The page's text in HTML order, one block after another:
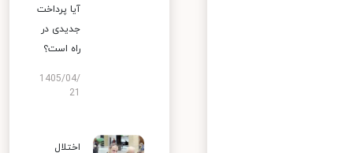
آیا پرداخت
جدیدی در
راه است؟
1405/04/
اختلال